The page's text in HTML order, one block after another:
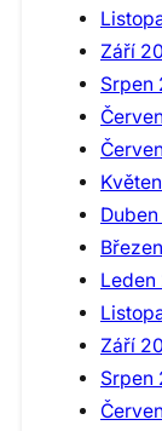
Září
Srpen
Září
Srpen